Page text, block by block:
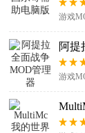
游戏
阿提
游戏